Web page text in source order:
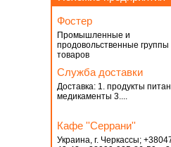
Фостер
Промышленные и
продовольственные группы
товаров
Служба доставки
Доставка: 1. продукты
медикаменты 3....
Кафе ''Серрани''
Украина, г. Черкассы;